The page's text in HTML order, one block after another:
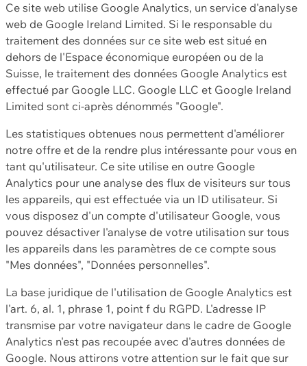
Ce site web utilise Google Analytics, un service d'analyse
web de Google Ireland Limited. Si le responsable du
traitement des données sur ce site web est situé en
dehors de l'Espace économique européen ou de la
Suisse, le traitement des données Google Analytics est
effectué par Google LLC. Google LLC et Google Ireland
Limited sont ci-après dénommés "Google".
Les statistiques obtenues nous permettent d'améliorer
notre offre et de la rendre plus intéressante pour vous en
tant qu'utilisateur. Ce site utilise en outre Google
Analytics pour une analyse des flux de visiteurs sur tous
les appareils, qui est effectuée via un ID utilisateur. Si
vous disposez d'un compte d'utilisateur Google, vous
pouvez désactiver l'analyse de votre utilisation sur tous
les appareils dans les paramètres de ce compte sous
"Mes données", "Données personnelles".
La base juridique de l'utilisation de Google Analytics est
l'art. 6, al. 1, phrase 1, point f du RGPD. L'adresse IP
transmise par votre navigateur dans le cadre de Google
Analytics n'est pas recoupée avec d'autres données de
Google. Nous attirons votre attention sur le fait que sur